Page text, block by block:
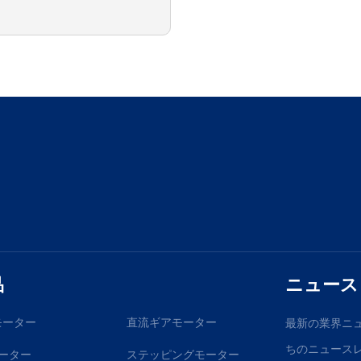
ター 直流ギアモーター
ター ステッピングモーター
ニュー
最新の業界ニ
ちのニュース